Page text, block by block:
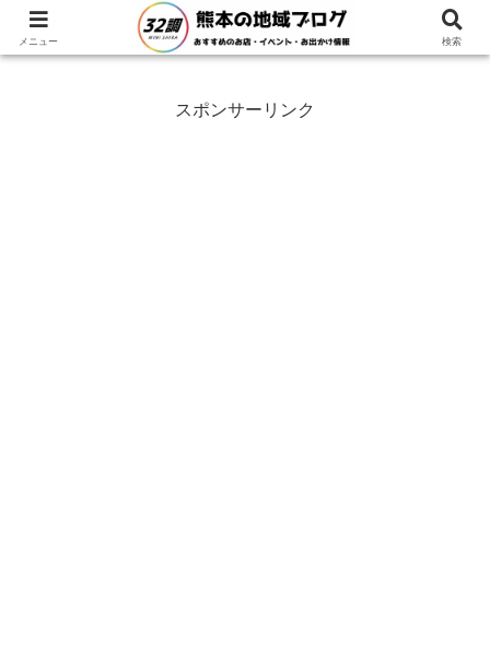
ホーム 熊本県 南阿蘇村
スポンサーリンク
メニュー 検索